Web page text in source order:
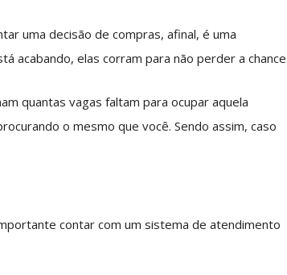
uma decisão de compras, afinal, é uma
acabando, elas corram para não perder a
quantas vagas faltam para ocupar aquela
o mesmo que você. Sendo assim, caso
contar com um sistema de atendimento